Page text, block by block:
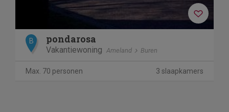
B pondarosa
Vakantiewoning Ameland Buren
Max. 70 personen 3 slaapkamers